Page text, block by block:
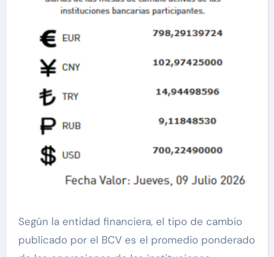
Según la entidad financiera, el tipo de cambio
publicado por el BCV es el promedio ponderado